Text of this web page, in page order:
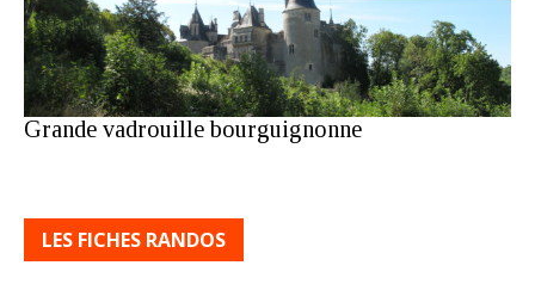
Grande vadrouille bourguignonne
LES FICHES RANDOS